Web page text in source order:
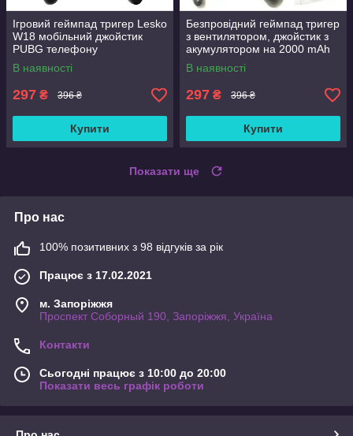
Ігровий геймпад тригер Lesko
W18 мобільний джойстик
PUBG телефону
В наявності
297 ₴ 396 ₴
Купити
Безпровідний геймпад тригер
з вентилятором, джойстик з
акумулятором на 2000 mAh
SP+ для смартфонів PUBG
В наявності
297 ₴ 396 ₴
Купити
Показати ще
Про нас
100% позитивних з 98 відгуків за рік
Працює з 17.02.2021
м. Запоріжжя
Проспект Соборный 190, Запоріжжя, Україна
Контакти
Сьогодні працює з 10:00 до 20:00
Показати весь графік роботи